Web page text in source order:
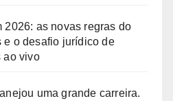
as novas regras do
e o desafio jurídico de
ao vivo
uma grande carreira.